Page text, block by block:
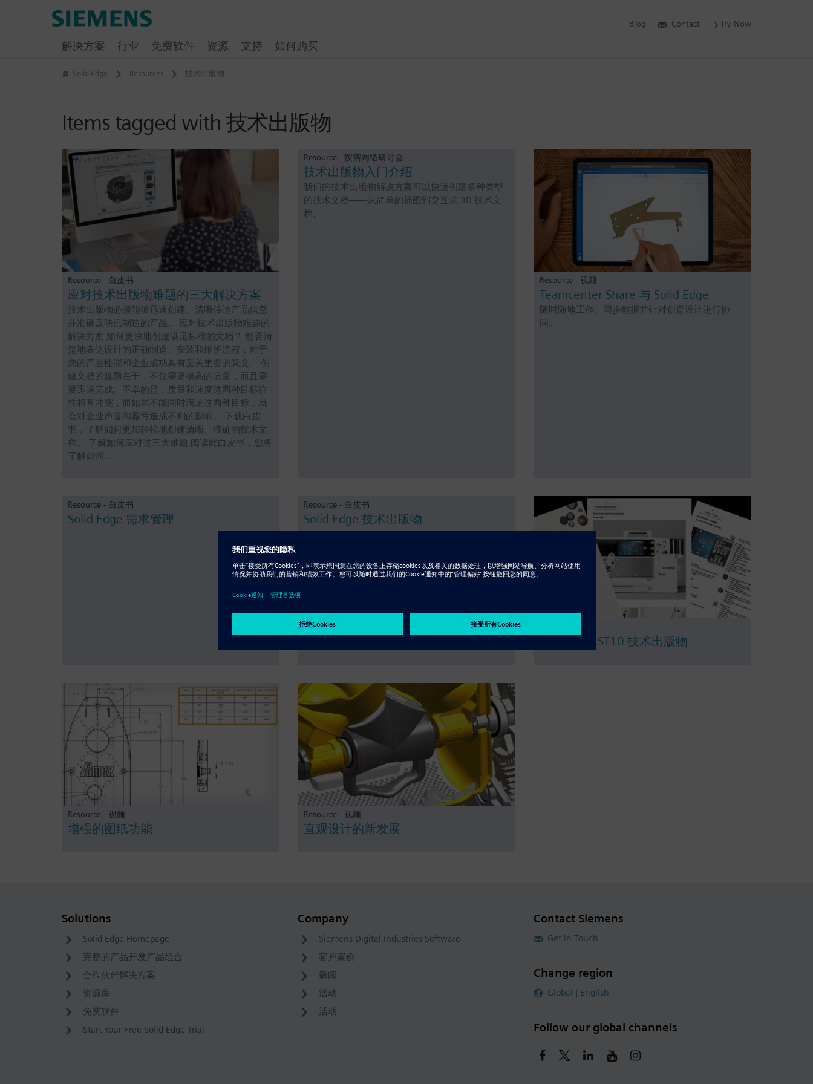
Solid Edge Resources 技术出版物
Items tagged with 技术出版物
Resource - 白皮书
应对技术出版物难题的三大解决方案
技术出版物必须能够迅速创建、清晰传达产品信息
并准确反映已制造的产品。 应对技术出版物难题的
解决方案 如何更快地创建满足标准的文档？ 能否清
楚地表达设计的正确制造、安装和维护流程，对于
您的产品性能和企业成功具有至关重要的意义。 创
建文档的难题在于，不仅需要极高的质量，而且需
要迅速完成。不幸的是，质量和速度这两种目标往
往相互冲突，而如果不能同时满足这两种目标，就
会对企业声誉和盈亏造成不利的影响。 下载白皮
书，了解如何更加轻松地创建清晰、准确的技术文
档。 了解如何应对这三大难题 阅读此白皮书，您将
了解如何…
Resource - 按需网络研讨会
技术出版物入门介绍
我们的技术出版物解决方案可以快速创建多种类型
的技术文档——从简单的插图到交互式 3D 技术文
档。
Resource - 视频
Teamcenter Share 与 Solid Edge
随时随地工作、同步数据并针对创意设计进行协
同。
Resource - 白皮书
Solid Edge 需求管理
Resource - 白皮书
Solid Edge 技术出版物
Resource - 视频
Solid Edge ST10 技术出版物
Resource - 视频
增强的图纸功能
Resource - 视频
直观设计的新发展
Solutions
Solid Edge Homepage
完整的产品开发产品组合
合作伙伴解决方案
资源库
免费软件
Start Your Free Solid Edge Trial
Company
Siemens Digital Industries Software
客户案例
新闻
活动
活动
Contact Siemens
Get in Touch
Change region
Global | English
Follow our global channels
Blog Contact Try Now
解决方案 行业 免费软件 资源 支持 如何购买